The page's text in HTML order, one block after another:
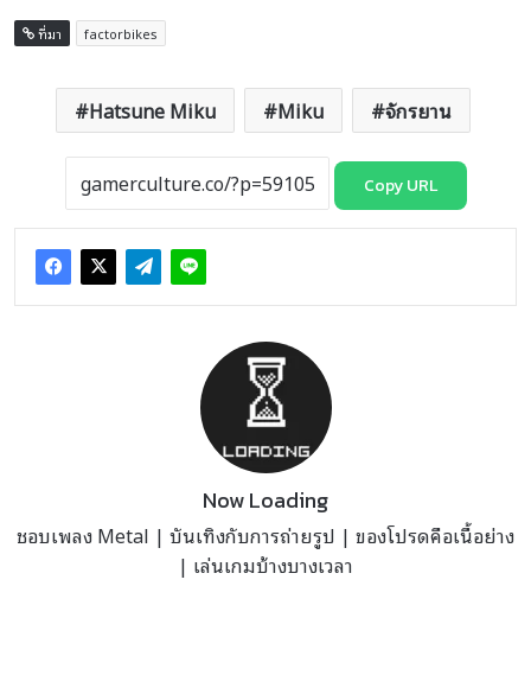
ที่มา factorbikes
Hatsune Miku Miku จักรยาน
Copy URL
Now Loading
ชอบเพลง Metal | บันเทิงกับการถ่ายรูป | ของโปรดคือเนื้อย่าง
| เล่นเกมบ้างบางเวลา